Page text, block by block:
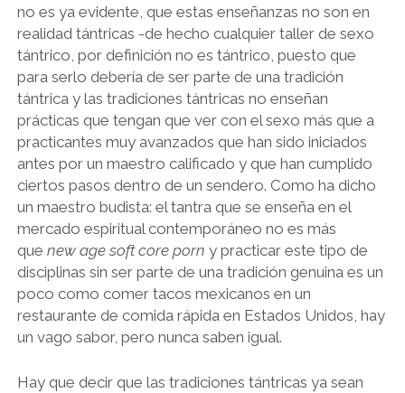
no es ya evidente, que estas enseñanzas no son en
realidad tántricas -de hecho cualquier taller de sexo
tántrico, por definición no es tántrico, puesto que
para serlo debería de ser parte de una tradición
tántrica y las tradiciones tántricas no enseñan
prácticas que tengan que ver con el sexo más que a
practicantes muy avanzados que han sido iniciados
antes por un maestro calificado y que han cumplido
ciertos pasos dentro de un sendero. Como ha dicho
un maestro budista: el tantra que se enseña en el
mercado espiritual contemporáneo no es más
que new age soft core porn y practicar este tipo de
disciplinas sin ser parte de una tradición genuina es un
poco como comer tacos mexicanos en un
restaurante de comida rápida en Estados Unidos, hay
un vago sabor, pero nunca saben igual.
Hay que decir que las tradiciones tántricas ya sean